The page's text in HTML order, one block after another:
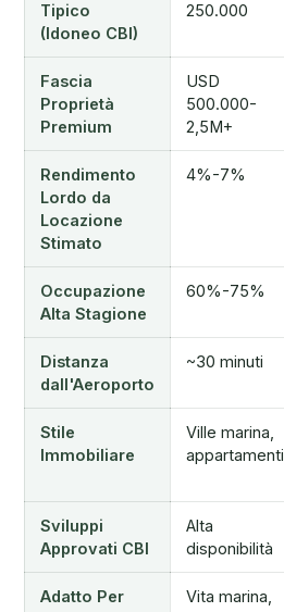
Tipico
(Idoneo CBI)
250.000
Fascia
Proprietà
Premium
USD
500.000-
2,5M+
Rendimento
Lordo da
Locazione
Stimato
4%-7%
Occupazione
Alta Stagione
60%-75%
Distanza
dall'Aeroporto
~30 minuti
Stile
Immobiliare
Ville marina,
appartamenti
Sviluppi
Approvati CBI
Alta
disponibilità
Adatto Per
Vita marina,